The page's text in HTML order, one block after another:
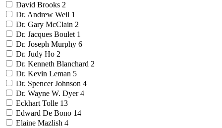
David Brooks 2
Dr. Andrew Weil 1
Dr. Gary McClain 2
Dr. Jacques Boulet 1
Dr. Joseph Murphy 6
Dr. Judy Ho 2
Dr. Kenneth Blanchard 2
Dr. Kevin Leman 5
Dr. Spencer Johnson 4
Dr. Wayne W. Dyer4
Eckhart Tolle 13
Edward De Bono 14
Elaine Mazlish 4